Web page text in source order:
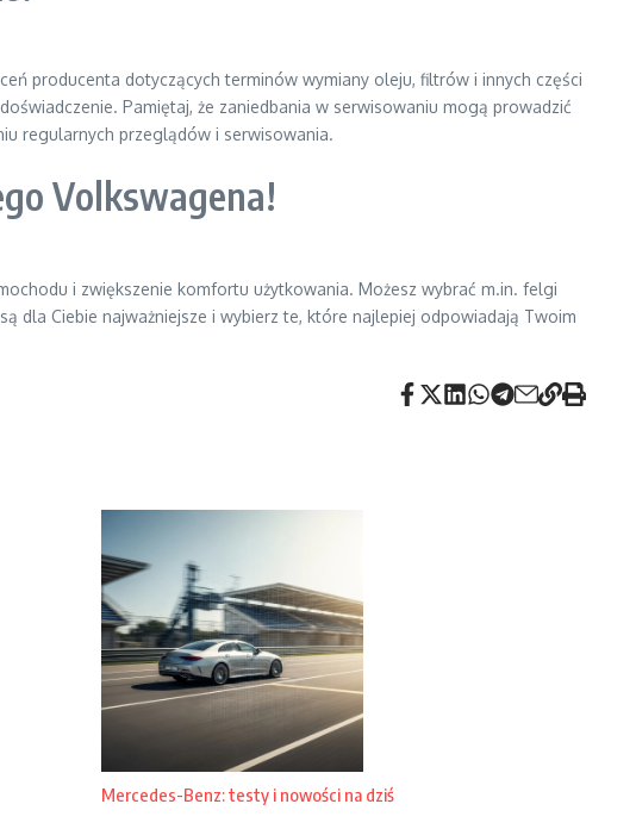
producenta dotyczących terminów wymiany oleju, filtrów i innych części
Pamiętaj, że zaniedbania w serwisowaniu mogą prowadzić
regularnych przeglądów i serwisowania.
Volkswagena!
i zwiększenie komfortu użytkowania. Możesz wybrać m.in. felgi
dla Ciebie najważniejsze i wybierz te, które najlepiej odpowiadają Twoim
Mercedes-Benz: testy i nowości na dziś